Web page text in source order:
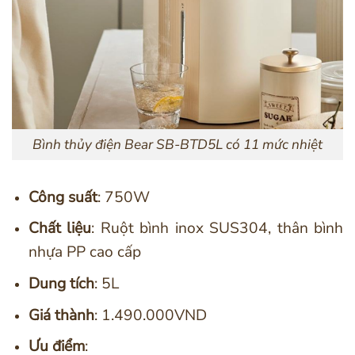
Bình thủy điện Bear SB-BTD5L có 11 mức nhiệt
Công suất: 750W
Chất liệu: Ruột bình inox SUS304, thân bình
nhựa PP cao cấp
Dung tích: 5L
Giá thành: 1.490.000VND
Ưu điểm: